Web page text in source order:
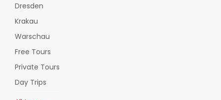
Dresden
Krakau
Warschau
Free Tours
Private Tours
Day Trips